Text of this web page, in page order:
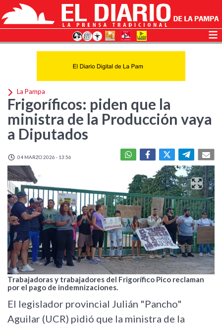
La Pampa
Frigoríficos: piden que la
ministra de la Producción vaya
a Diputados
04 MARZO 2026 - 13:56
Trabajadoras y trabajadores del Frigorífico Pico reclaman
por el pago de indemnizaciones.
El legislador provincial Julián "Pancho"
Aguilar (UCR) pidió que la ministra de la